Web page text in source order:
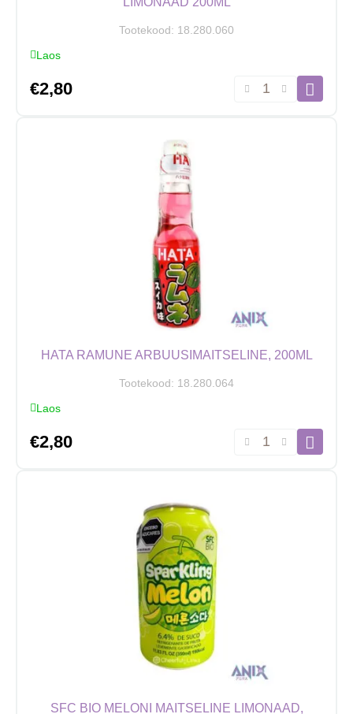
Tootekood: 18.280.060
Laos
€2,80
Hatakosen
HATA RAMUNE ARBUUSIMAITSELINE, 200ML
Tootekood: 18.280.064
Laos
€2,80
Hata
SFC BIO MELONI MAITSELINE LIMONAAD,